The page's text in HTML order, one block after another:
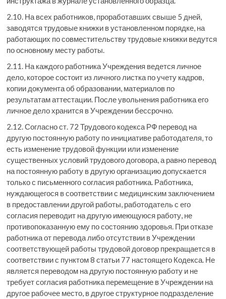
2.10. На всех работников, проработавших свыше 5 дней,
заводятся трудовые книжки в установленном порядке, на
работающих по совместительству трудовые книжки ведутся
по основному месту работы.
2.11. На каждого работника Учреждения ведется личное
дело, которое состоит из личного листка по учету кадров,
копии документа об образовании, материалов по
результатам аттестации. После увольнения работника его
личное дело хранится в Учреждении бессрочно.
2.12. Согласно ст. 72 Трудового кодекса РФ перевод на
другую постоянную работу по инициативе работодателя, то
есть изменение трудовой функции или изменение
существенных условий трудового договора, а равно перевод
на постоянную работу в другую организацию допускается
только с письменного согласия работника. Работника,
нуждающегося в соответствии с медицинским заключением
в предоставлении другой работы, работодатель с его
согласия переводит на другую имеющуюся работу, не
противопоказанную ему по состоянию здоровья. При отказе
работника от перевода либо отсутствии в Учреждении
соответствующей работы трудовой договор прекращается в
соответствии с пунктом 8 статьи 77 настоящего Кодекса. Не
является переводом на другую постоянную работу и не
требует согласия работника перемещение в Учреждении на
другое рабочее место, в другое структурное подразделение